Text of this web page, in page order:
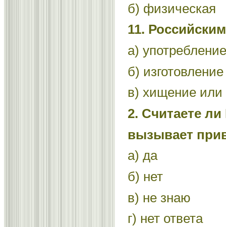
б) физическая
11.
а)
б)
в) хищение или
2. Считаете
вызывает
а) да
б) нет
в) не знаю
г) нет ответа